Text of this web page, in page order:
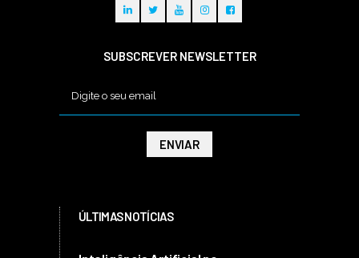
SUBSCREVER NEWSLETTER
ÚLTIMAS NOTÍCIAS